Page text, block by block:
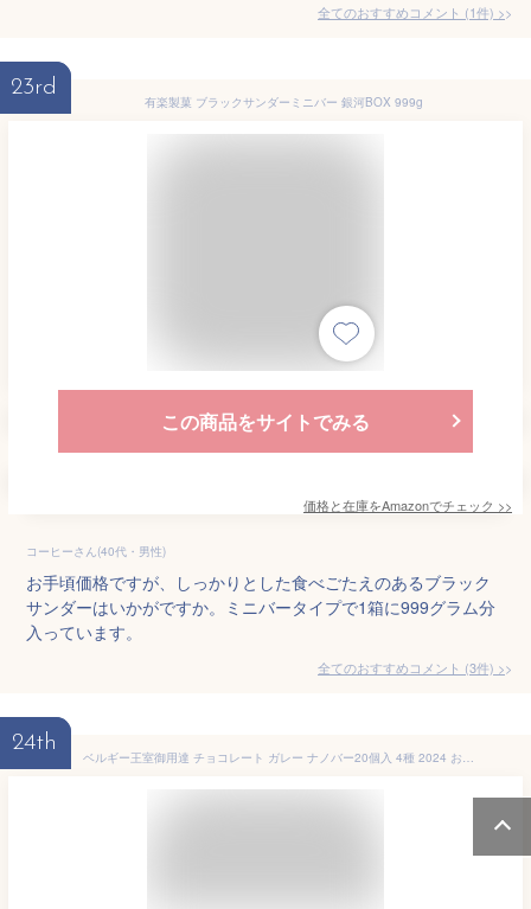
全てのおすすめコメント (1件) >
23rd
有楽製菓 ブラックサンダーミニバー 銀河BOX 999g
この商品をサイトでみる
価格と在庫をAmazonでチェック >>
コーヒーさん(40代・男性)
お手頃価格ですが、しっかりとした食べごたえのあるブラック
サンダーはいかがですか。ミニバータイプで1箱に999グラム分
入っています。
全てのおすすめコメント (3件) >
24th
ベルギー王室御用達 チョコレート ガレー ナノバー20個入 4種 2024 お菓子 ギフト プレゼント 高級 スイーツ 詰め合わせ チョコ 会社 職場 法人 おしゃれ かわいい 個包装 小分け お配り 用 誕生日 プレゼント 手土産 出産 内祝い お返し 結婚祝い 退職祝い